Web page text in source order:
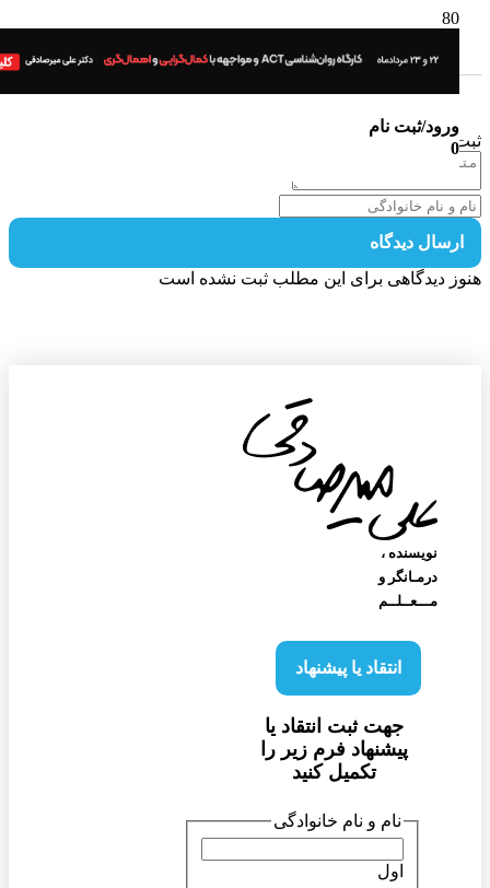
ورود/ثبت نام
دیدگاه
دیدگاه
دیدگاهی برای این مطلب ثبت نشده است
نویسنده‌ ،
درمـانگر و
مـــعــلــم
انتقاد یا پیشنهاد
جهت ثبت انتقاد یا
پیشنهاد فرم زیر را
تکمیل کنید
نام و نام خانوادگی